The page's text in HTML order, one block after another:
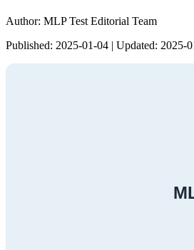
Author: MLP Test Editorial Team
Published: 2025-01-04 | Updated: 2025-